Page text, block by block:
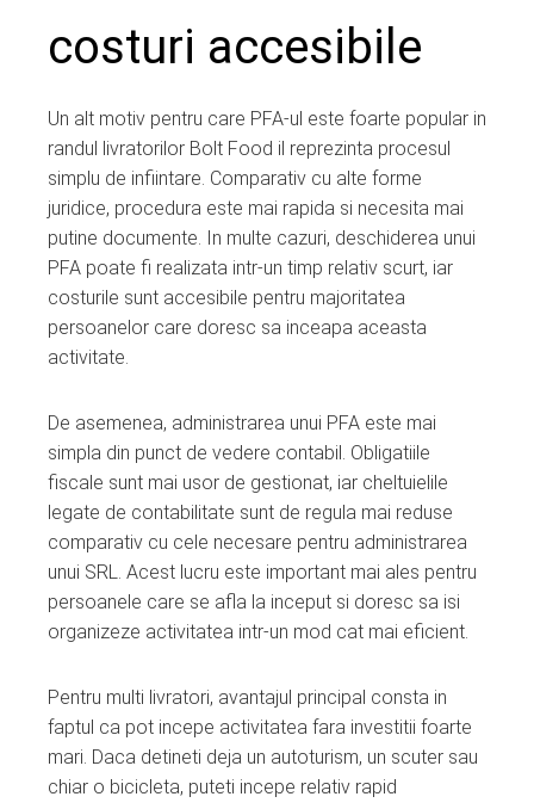
costuri accesibile
Un alt motiv pentru care PFA-ul este foarte popular in
randul livratorilor Bolt Food il reprezinta procesul
simplu de infiintare. Comparativ cu alte forme
juridice, procedura este mai rapida si necesita mai
putine documente. In multe cazuri, deschiderea unui
PFA poate fi realizata intr-un timp relativ scurt, iar
costurile sunt accesibile pentru majoritatea
persoanelor care doresc sa inceapa aceasta
activitate.
De asemenea, administrarea unui PFA este mai
simpla din punct de vedere contabil. Obligatiile
fiscale sunt mai usor de gestionat, iar cheltuielile
legate de contabilitate sunt de regula mai reduse
comparativ cu cele necesare pentru administrarea
unui SRL. Acest lucru este important mai ales pentru
persoanele care se afla la inceput si doresc sa isi
organizeze activitatea intr-un mod cat mai eficient.
Pentru multi livratori, avantajul principal consta in
faptul ca pot incepe activitatea fara investitii foarte
mari. Daca detineti deja un autoturism, un scuter sau
chiar o bicicleta, puteti incepe relativ rapid